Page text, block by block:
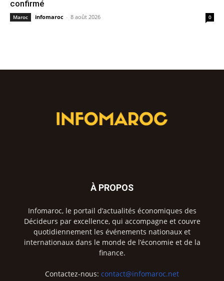
confirmé
Maroc infomaroc - 8 août 2026 0
À PROPOS
Infomaroc, le portail d’actualités économiques des
Décideurs par excellence, qui accompagne et couvre
quotidiennement les événements nationaux et
internationaux dans le monde de l’économie et de la
finance.
Contactez-nous: contact@infomaroc.net